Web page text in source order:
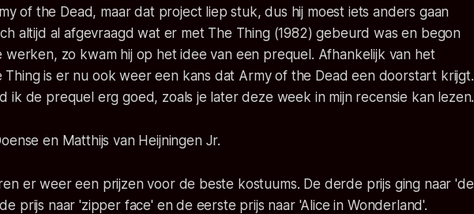
of the Dead, maar dat project liep stuk, dus hij moest iets anders gaan
altijd al afgevraagd wat er met The Thing (1982) gebeurd was en begon
zo kwam hij op het idee van een prequel. Afhankelijk van het
Thing is er nu ook weer een kans dat Army of the Dead een doorstart krijgt.
ik de prequel erg goed, zoals je later deze week in mijn recensie kan lezen.
er weer een prijzen voor de beste kostuums. De derde prijs ging naar 'de
prijs naar 'zipper face' en de eerste prijs naar 'Alice in Wonderland'.